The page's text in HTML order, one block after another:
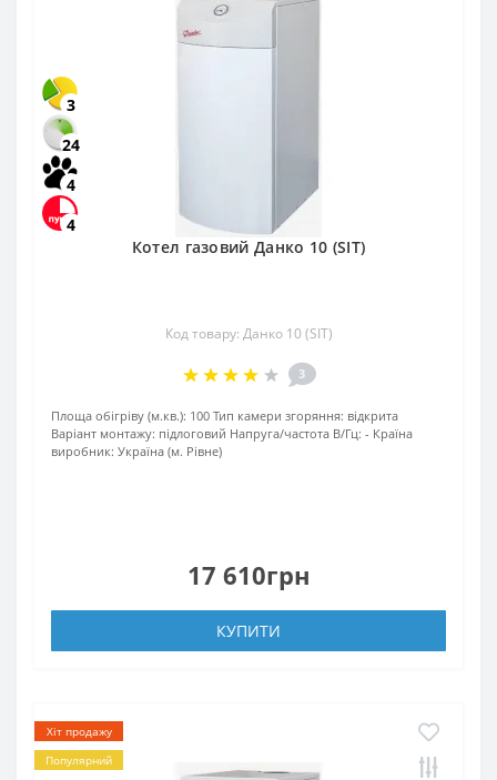
3
24
4
4
Котел газовий Данко 10 (SIT)
Код товару: Данко 10 (SIT)
3
Площа обігріву (м.кв.): 100 Тип камери згоряння: відкрита
Варіант монтажу: підлоговий Напруга/частота В/Гц: - Країна
виробник: Україна (м. Рівне)
17 610грн
КУПИТИ
Хіт продажу
Популярний